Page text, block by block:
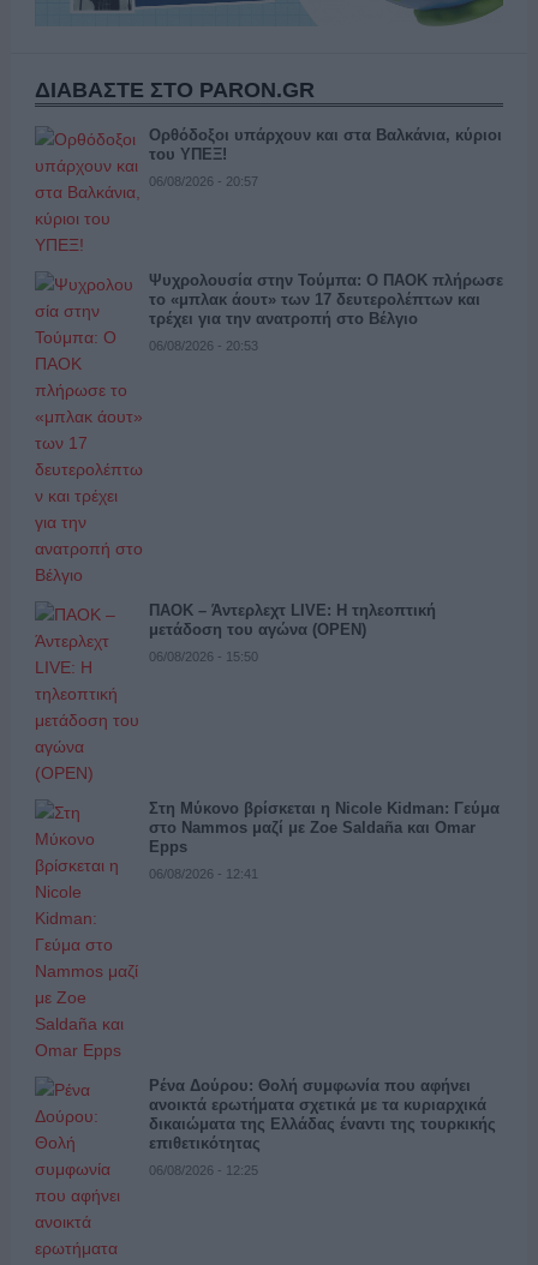
ΔΙΑΒΑΣΤΕ ΣΤΟ PARON.GR
Ορθόδοξοι υπάρχουν και στα Βαλκάνια, κύριοι
του ΥΠΕΞ!
06/08/2026 - 20:57
Ψυχρολουσία στην Τούμπα: Ο ΠΑΟΚ πλήρωσε
το «μπλακ άουτ» των 17 δευτερολέπτων και
τρέχει για την ανατροπή στο Βέλγιο
06/08/2026 - 20:53
ΠΑΟΚ – Άντερλεχτ LIVE: Η τηλεοπτική
μετάδοση του αγώνα (OPEN)
06/08/2026 - 15:50
Στη Μύκονο βρίσκεται η Nicole Kidman: Γεύμα
στο Nammos μαζί με Zoe Saldaña και Omar
Epps
06/08/2026 - 12:41
Ρένα Δούρου: Θολή συμφωνία που αφήνει
ανοικτά ερωτήματα σχετικά με τα κυριαρχικά
δικαιώματα της Ελλάδας έναντι της τουρκικής
επιθετικότητας
06/08/2026 - 12:25